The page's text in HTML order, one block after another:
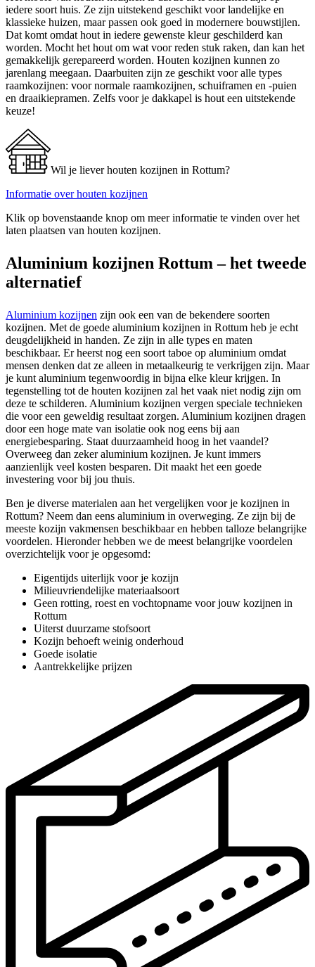
iedere soort huis. Ze zijn uitstekend geschikt voor landelijke en
klassieke huizen, maar passen ook goed in modernere bouwstijlen.
Dat komt omdat hout in iedere gewenste kleur geschilderd kan
worden. Mocht het hout om wat voor reden stuk raken, dan kan het
gemakkelijk gerepareerd worden. Houten kozijnen kunnen zo
jarenlang meegaan. Daarbuiten zijn ze geschikt voor alle types
raamkozijnen: voor normale raamkozijnen, schuiframen en -puien
en draaikiepramen. Zelfs voor je dakkapel is hout een uitstekende
keuze!
Wil je liever houten kozijnen in Rottum?
Informatie over houten kozijnen
Klik op bovenstaande knop om meer informatie te vinden over het
laten plaatsen van houten kozijnen.
Aluminium kozijnen Rottum – het tweede
alternatief
Aluminium kozijnen zijn ook een van de bekendere soorten
kozijnen. Met de goede aluminium kozijnen in Rottum heb je echt
deugdelijkheid in handen. Ze zijn in alle types en maten
beschikbaar. Er heerst nog een soort taboe op aluminium omdat
mensen denken dat ze alleen in metaalkeurig te verkrijgen zijn. Maar
je kunt aluminium tegenwoordig in bijna elke kleur krijgen. In
tegenstelling tot de houten kozijnen zal het vaak niet nodig zijn om
deze te schilderen. Aluminium kozijnen vergen speciale technieken
die voor een geweldig resultaat zorgen. Aluminium kozijnen dragen
door een hoge mate van isolatie ook nog eens bij aan
energiebesparing. Staat duurzaamheid hoog in het vaandel?
Overweeg dan zeker aluminium kozijnen. Je kunt immers
aanzienlijk veel kosten besparen. Dit maakt het een goede
investering voor bij jou thuis.
Ben je diverse materialen aan het vergelijken voor je kozijnen in
Rottum? Neem dan eens aluminium in overweging. Ze zijn bij de
meeste kozijn vakmensen beschikbaar en hebben talloze belangrijke
voordelen. Hieronder hebben we de meest belangrijke voordelen
overzichtelijk voor je opgesomd:
Eigentijds uiterlijk voor je kozijn
Milieuvriendelijke materiaalsoort
Geen rotting, roest en vochtopname voor jouw kozijnen in
Rottum
Uiterst duurzame stofsoort
Kozijn behoeft weinig onderhoud
Goede isolatie
Aantrekkelijke prijzen